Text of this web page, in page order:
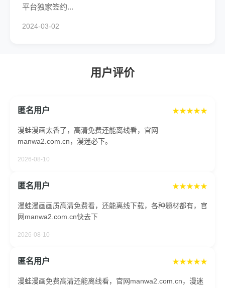
平台独家签约...
2024-03-02
用户评价
匿名用户 ★★★★★
漫蛙漫画太香了，高清免费还能离线看，官网
manwa2.com.cn，漫迷必下。
2026-08-10
匿名用户 ★★★★★
漫蛙漫画画质高清免费看，还能离线下载，各种题材都有，官
网manwa2.com.cn快去下
2026-08-10
匿名用户 ★★★★★
漫蛙漫画免费高清还能离线看，官网manwa2.com.cn，漫迷